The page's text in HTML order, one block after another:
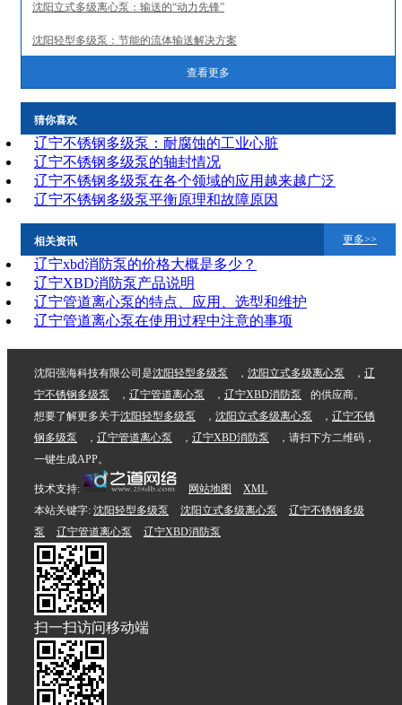
沈阳立式多级离心泵：输送的“动力先锋”
沈阳轻型多级泵：节能的流体输送解决方案
查看更多
猜你喜欢
辽宁不锈钢多级泵：耐腐蚀的工业心脏
辽宁不锈钢多级泵的轴封情况
辽宁不锈钢多级泵在各个领域的应用越来越广泛
辽宁不锈钢多级泵平衡原理和故障原因
相关资讯 更多>>
辽宁xbd消防泵的价格大概是多少？
辽宁XBD消防泵产品说明
辽宁管道离心泵的特点、应用、选型和维护
辽宁管道离心泵在使用过程中注意的事项
沈阳强海科技有限公司是沈阳轻型多级泵 ， 沈阳立式多级离心泵 ， 辽
宁不锈钢多级泵
， 辽宁管道离心泵 ， 辽宁XBD消防泵
的供应商。
想要了解更多关于沈阳轻型多级泵 ， 沈阳立式多级离心泵 ， 辽宁不锈
钢多级泵
， 辽宁管道离心泵 ， 辽宁XBD消防泵
，请扫下方二维码，
一键生成APP。
技术支持: 网站地图
XML
本站关键字: 沈阳轻型多级泵 沈阳立式多级离心泵
辽宁不锈钢多级
泵
辽宁管道离心泵 辽宁XBD消防泵
扫一扫访问移动端